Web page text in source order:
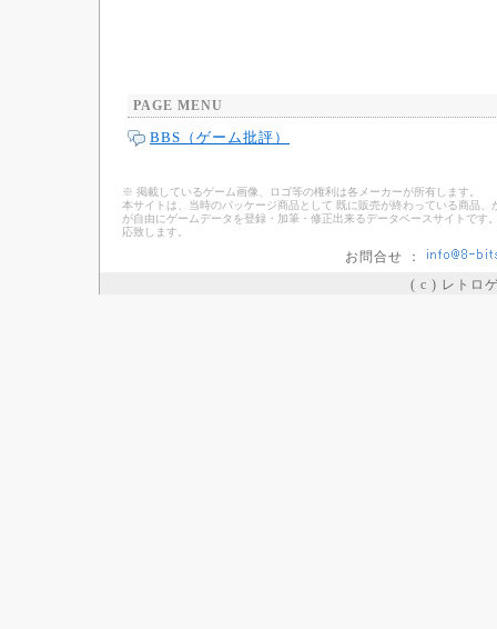
PAGE MENU
BBS（ゲーム批評）
※ 掲載しているゲーム画像、ロゴ等の権利は各メーカーが所有します。
本サイトは、当時のパッケージ商品として 既に販売が終わっている商品
が自由にゲームデータを登録・加筆・修正出来るデータベースサイトで
応致します。
お問合せ ：
( c ) レトロ